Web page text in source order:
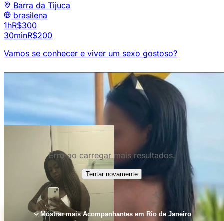
Barra da Tijuca
brasilena
1hR$300
30minR$200
Vamos se conhecer e viver um sexo gostoso?
Erro ao carregar mais resultados.
Tentar novamente
Mostrar mais Acompanhantes em Rio de Janeiro